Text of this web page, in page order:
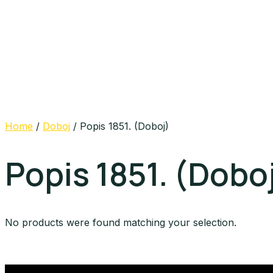
Home / Doboj / Popis 1851. (Doboj)
Popis 1851.
No products were found matching your selection.